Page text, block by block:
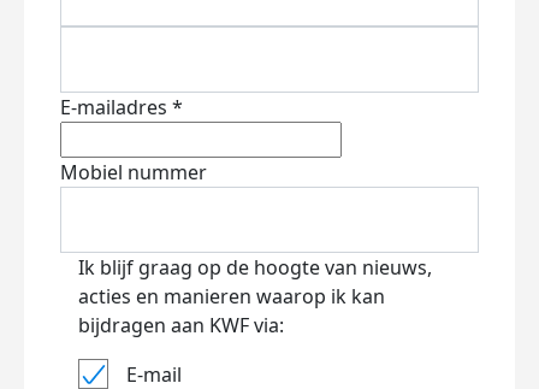
E-mailadres *
Mobiel nummer
Ik blijf graag op de hoogte van nieuws,
acties en manieren waarop ik kan
bijdragen aan KWF via:
E-mail